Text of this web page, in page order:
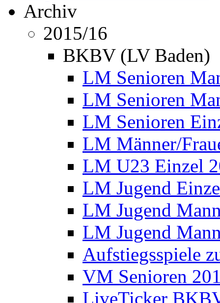
Archiv
2015/16
BKBV (LV Baden)
LM Senioren
LM Senioren
LM Senioren
LM Männer/
LM U23 Einzel
LM Jugend
LM Jugend
LM Jugend
Aufstiegsspiele
VM Senioren
LiveTicker